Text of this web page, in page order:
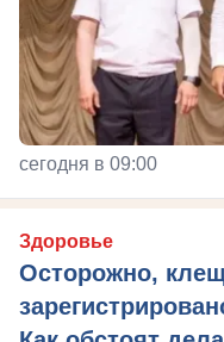
сегодня в 09:00
Здоровье
Осторожно,